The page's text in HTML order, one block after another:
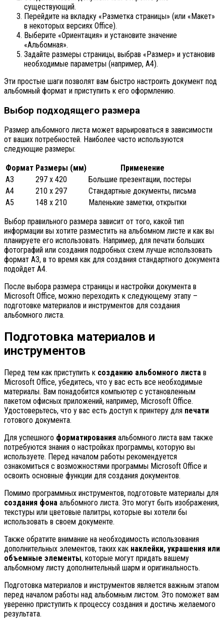
существующий.
Перейдите на вкладку «Разметка страницы» (или «Макет»
в некоторых версиях Office).
Выберите «Ориентация» и установите значение
«Альбомная».
Задайте размеры страницы, выбрав «Размер» и установив
необходимые параметры (например, A4).
Эти простые шаги позволят вам быстро настроить документ под
альбомный формат и приступить к его оформлению.
Выбор подходящего размера
Размер альбомного листа может варьироваться в зависимости
от ваших потребностей. Наиболее часто используются
следующие размеры:
Формат Размеры (мм)
Применение
A3
297 x 420
Большие презентации, постеры
A4
210 x 297
Стандартные документы, письма
A5
148 x 210
Маленькие заметки, открытки
Выбор правильного размера зависит от того, какой тип
информации вы хотите разместить на альбомном листе и как вы
планируете его использовать. Например, для печати больших
фотографий или создания подробных схем лучше использовать
формат A3, в то время как для создания стандартного документа
подойдет A4.
После выбора размера страницы и настройки документа в
Microsoft Office, можно переходить к следующему этапу –
подготовке материалов и инструментов для создания
альбомного листа.
Подготовка материалов и
инструментов
Перед тем как приступить к созданию альбомного листа в
Microsoft Office, убедитесь, что у вас есть все необходимые
материалы. Вам понадобится компьютер с установленным
пакетом офисных приложений, например, Microsoft Office.
Удостоверьтесь, что у вас есть доступ к принтеру для печати
готового документа.
Для успешного форматирования альбомного листа вам также
потребуются знания о настройках программы, которую вы
используете. Перед началом работы рекомендуется
ознакомиться с возможностями программы Microsoft Office и
освоить основные функции для создания документов.
Помимо программных инструментов, подготовьте материалы для
создания фона альбомного листа. Это могут быть изображения,
текстуры или цветовые палитры, которые вы хотели бы
использовать в своем документе.
Также обратите внимание на необходимость использования
дополнительных элементов, таких как наклейки, украшения или
объемные элементы, которые могут придать вашему
альбомному листу дополнительный шарм и оригинальность.
Подготовка материалов и инструментов является важным этапом
перед началом работы над альбомным листом. Это поможет вам
уверенно приступить к процессу создания и достичь желаемого
результата.